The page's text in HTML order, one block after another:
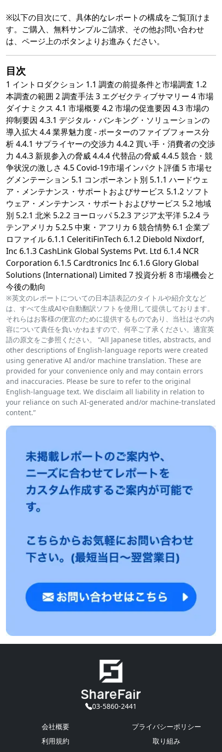
※以下の目次にて、具体的なレポートの構成をご覧頂けま
す。ご購入、無料サンプルご請求、その他お問い合わせ
は、ページ上のボタンよりお進みください。
目次
1 イントロダクション 1.1 調査の前提条件と市場調査 1.2
本調査の範囲 2 調査手法 3 エグゼクティブサマリー 4 市場
ダイナミクス 4.1 市場概要 4.2 市場の促進要因 4.3 市場の
抑制要因 4.3.1 デジタル・バンキング・ソリューションの
導入拡大 4.4 業界魅力度 - ポーターのファイブフォース分
析 4.4.1 サプライヤーの交渉力 4.4.2 買い手・消費者の交渉
力 4.4.3 新規参入の脅威 4.4.4 代替品の脅威 4.4.5 競合・競
争状況の激しさ 4.5 Covid-19市場インパクト評価 5 市場セ
グメンテーション 5.1 コンポーネント別 5.1.1 ハードウェ
ア・メンテナンス・サポートおよびサービス 5.1.2 ソフト
ウェア・メンテナンス・サポートおよびサービス 5.2 地域
別 5.2.1 北米 5.2.2 ヨーロッパ 5.2.3 アジア太平洋 5.2.4 ラ
テンアメリカ 5.2.5 中東・アフリカ 6 競合情勢 6.1 企業プ
ロファイル 6.1.1 CeleritiFinTech 6.1.2 Diebold Nixdorf,
Inc 6.1.3 CashLink Global Systems Pvt. Ltd 6.1.4 NCR
Corporation 6.1.5 Cardtronics Inc 6.1.6 Glory Global
Solutions (International) Limited 7 投資分析 8 市場機会と
今後の動向
※英文のレポートについての日本語表記のタイトルや紹介文など
は、すべて生成AIや自動翻訳ソフトを使用して提供しております。
それらはお客様の便宜のために提供するものであり、当社はその内
容について責任を負いかねますので、何卒ご了承ください。適宜英
語の原文をご参照ください。 “All Japanese titles, abstracts, and
other descriptions of English-language reports were created
using generative AI and/or machine translation. These are
provided for your convenience only and may contain errors
and inaccuracies. Please be sure to refer to the original
English-language text. We disclaim all liability in relation to
your reliance on such AI-generated and/or machine-translated
content.”
03-5860-2441
会社概要
プライバシーポリシー
利用規約
取り組み